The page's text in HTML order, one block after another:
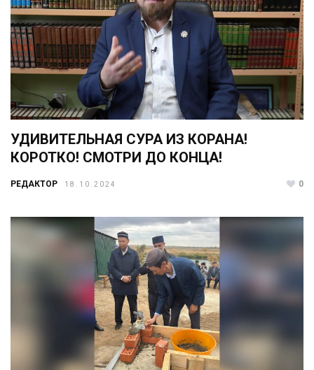
УДИВИТЕЛЬНАЯ СУРА ИЗ КОРАНА!
КОРОТКО! СМОТРИ ДО КОНЦА!
РЕДАКТОР 18.10.2024 0